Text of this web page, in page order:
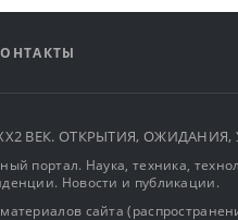
ВЕК. ОТКРЫТИЯ,
портал. Наука, техника,
Новости и публикации.
сайта